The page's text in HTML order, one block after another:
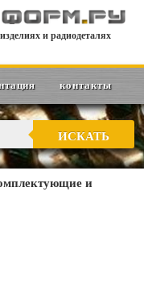
и радиодеталях
контакты
ИСКАТЬ
и